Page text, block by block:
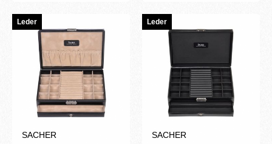
Leder
SACHER
Leder
SACHER